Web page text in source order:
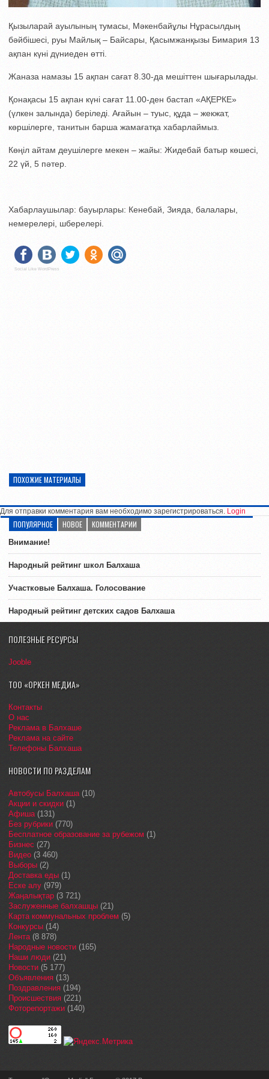
Қызыларай ауылының тумасы, Мәкенбайұлы Нұрасылдың
бәйбішесі, руы Майлық – Байсары, Қасымжанқызы Бимария 13
ақпан күні дүниеден өтті.
Жаназа намазы 15 ақпан сағат 8.30-да мешіттен шығарылады.
Қонақасы 15 ақпан күні сағат 11.00-ден бастап «АҚЕРКЕ»
(үлкен залында) беріледі. Ағайын – туыс, құда – жекжат,
көршілерге, танитын барша жамағатқа хабарлаймыз.
Көңіл айтам деушілерге мекен – жайы: Жидебай батыр көшесі,
22 үй, 5 пәтер.
Хабарлаушылар: бауырлары: Кенебай, Зияда, балалары,
немерелері, шберелері.
Social Like WordPress
ПОХОЖИЕ МАТЕРИАЛЫ
Для отправки комментария вам необходимо зарегистрироваться. Login
ПОПУЛЯРНОЕ НОВОЕ КОММЕНТАРИИ
Внимание!
Народный рейтинг школ Балхаша
Участковые Балхаша. Голосование
Народный рейтинг детских садов Балхаша
ПОЛЕЗНЫЕ РЕСУРСЫ
Jooble
ТОО «ОРКЕН МЕДИА»
Контакты
О нас
Реклама в Балхаше
Реклама на сайте
Телефоны Балхаша
НОВОСТИ ПО РАЗДЕЛАМ
Автобусы Балхаша (10)
Акции и скидки (1)
Афиша (131)
Без рубрики (770)
Бесплатное образование за рубежом (1)
Бизнес (27)
Видео (3 460)
Выборы (2)
Доставка еды (1)
Еске алу (979)
Жаңалықтар (3 721)
Заслуженные балхашцы (21)
Карта коммунальных проблем (5)
Конкурсы (14)
Лента (8 878)
Народные новости (165)
Наши люди (21)
Новости (5 177)
Объявления (13)
Поздравления (194)
Происшествия (221)
Фоторепортажи (140)